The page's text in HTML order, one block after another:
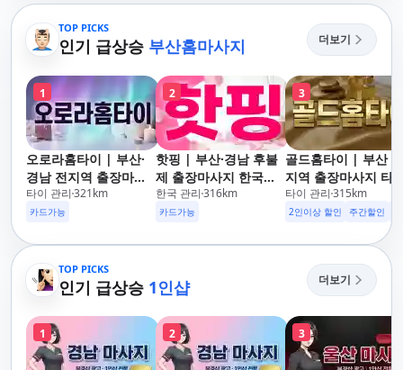
TOP PICKS
인기 급상승 부산홈마사지 더보기
1
오로라홈타이 | 부산·
경남 전지역 출장마사
지 24시간 홈타이
타이 관리 321km
카드가능
2
핫핑 | 부산·경남 후불
제 출장마사지 한국인
관리사
한국 관리 316km
카드가능
3
골드홈타이 | 부산 전
지역 출장마사지 타
아로마·스웨디시
타이 관리 315km
2인이상 할인 주간할인
TOP PICKS
인기 급상승 1인샵 더보기
1 2 3